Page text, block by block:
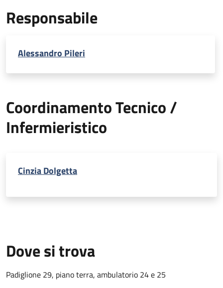
Responsabile
Alessandro Pileri
Coordinamento Tecnico /
Infermieristico
Cinzia Dolgetta
Dove si trova
Padiglione 29, piano terra, ambulatorio 24 e 25